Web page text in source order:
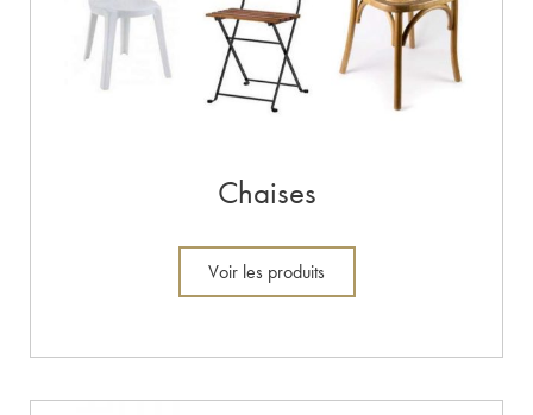
Chaises
Voir les produits